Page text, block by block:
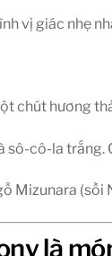
vị giác nhẹ
chút hương
cô-la trắng.
Mizunara
là